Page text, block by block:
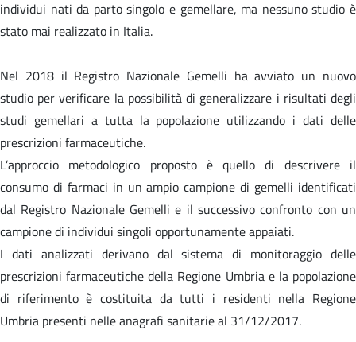
individui nati da parto singolo e gemellare, ma nessuno studio è
stato mai realizzato in Italia.
Nel 2018 il Registro Nazionale Gemelli ha avviato un nuovo
studio per verificare la possibilità di generalizzare i risultati degli
studi gemellari a tutta la popolazione utilizzando i dati delle
prescrizioni farmaceutiche.
L’approccio metodologico proposto è quello di descrivere il
consumo di farmaci in un ampio campione di gemelli identificati
dal Registro Nazionale Gemelli e il successivo confronto con un
campione di individui singoli opportunamente appaiati.
I dati analizzati derivano dal sistema di monitoraggio delle
prescrizioni farmaceutiche della Regione Umbria e la popolazione
di riferimento è costituita da tutti i residenti nella Regione
Umbria presenti nelle anagrafi sanitarie al 31/12/2017.